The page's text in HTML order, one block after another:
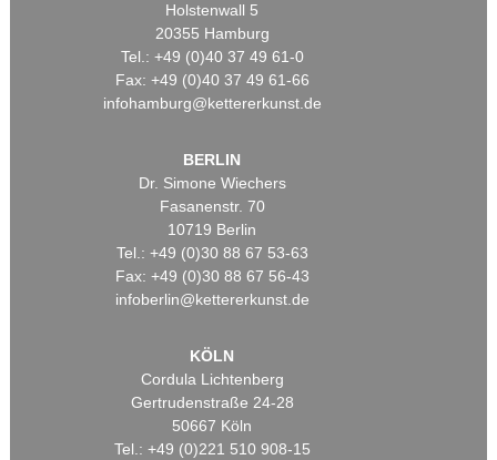
Holstenwall 5
20355 Hamburg
Tel.: +49 (0)40 37 49 61-0
Fax: +49 (0)40 37 49 61-66
infohamburg@kettererkunst.de
BERLIN
Dr. Simone Wiechers
Fasanenstr. 70
10719 Berlin
Tel.: +49 (0)30 88 67 53-63
Fax: +49 (0)30 88 67 56-43
infoberlin@kettererkunst.de
KÖLN
Cordula Lichtenberg
Gertrudenstraße 24-28
50667 Köln
Tel.: +49 (0)221 510 908-15